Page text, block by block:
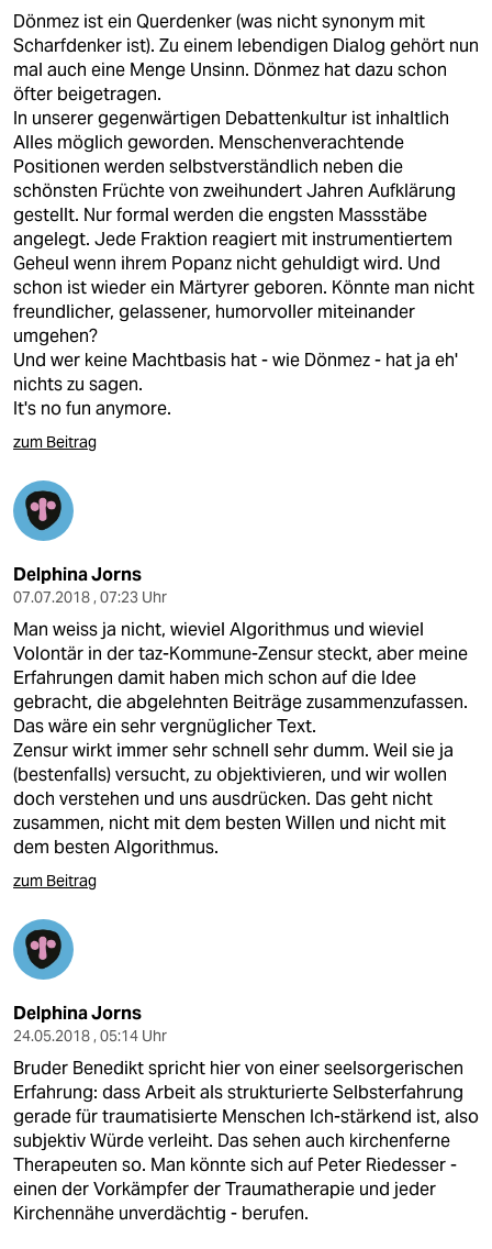
Dönmez ist ein Querdenker (was nicht synonym mit
Scharfdenker ist). Zu einem lebendigen Dialog gehört nun
mal auch eine Menge Unsinn. Dönmez hat dazu schon
öfter beigetragen.
In unserer gegenwärtigen Debattenkultur ist inhaltlich
Alles möglich geworden. Menschenverachtende
Positionen werden selbstverständlich neben die
schönsten Früchte von zweihundert Jahren Aufklärung
gestellt. Nur formal werden die engsten Massstäbe
angelegt. Jede Fraktion reagiert mit instrumentiertem
Geheul wenn ihrem Popanz nicht gehuldigt wird. Und
schon ist wieder ein Märtyrer geboren. Könnte man nicht
freundlicher, gelassener, humorvoller miteinander
umgehen?
Und wer keine Machtbasis hat - wie Dönmez - hat ja eh'
nichts zu sagen.
It's no fun anymore.
zum Beitrag
Delphina Jorns
07.07.2018 , 07:23 Uhr
Man weiss ja nicht, wieviel Algorithmus und wieviel
Volontär in der taz-Kommune-Zensur steckt, aber meine
Erfahrungen damit haben mich schon auf die Idee
gebracht, die abgelehnten Beiträge zusammenzufassen.
Das wäre ein sehr vergnüglicher Text.
Zensur wirkt immer sehr schnell sehr dumm. Weil sie ja
(bestenfalls) versucht, zu objektivieren, und wir wollen
doch verstehen und uns ausdrücken. Das geht nicht
zusammen, nicht mit dem besten Willen und nicht mit
dem besten Algorithmus.
zum Beitrag
Delphina Jorns
24.05.2018 , 05:14 Uhr
Bruder Benedikt spricht hier von einer seelsorgerischen
Erfahrung: dass Arbeit als strukturierte Selbsterfahrung
gerade für traumatisierte Menschen Ich-stärkend ist, also
subjektiv Würde verleiht. Das sehen auch kirchenferne
Therapeuten so. Man könnte sich auf Peter Riedesser -
einen der Vorkämpfer der Traumatherapie und jeder
Kirchennähe unverdächtig - berufen.